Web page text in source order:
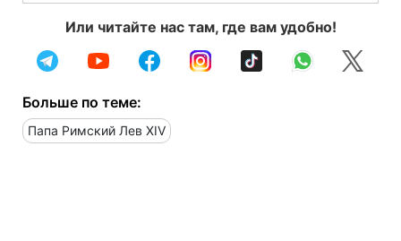
Или читайте нас там, где вам удобно!
Больше по теме:
Папа Римский Лев XIV